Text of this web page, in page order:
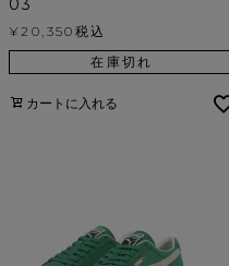
03
¥ 20,350 税込
在庫切れ
カートに入れる